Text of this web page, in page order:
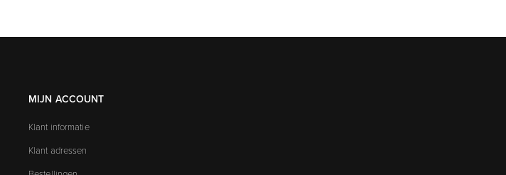
MIJN ACCOUNT
Klant informatie
Klant adressen